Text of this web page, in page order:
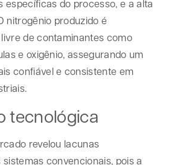
específicas do processo, e a alta
nitrogênio produzido é
de contaminantes como
e oxigênio, assegurando um
confiável e consistente em
tecnológica
revelou lacunas
convencionais, pois a